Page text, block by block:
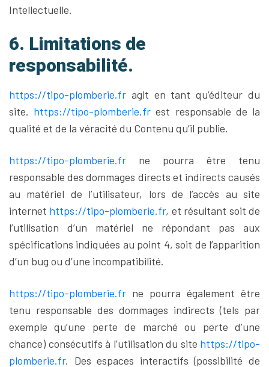
Intellectuelle.
6. Limitations de
responsabilité.
https://tipo-plomberie.fr agit en tant qu’éditeur du
site. https://tipo-plomberie.fr est responsable de la
qualité et de la véracité du Contenu qu’il publie.
https://tipo-plomberie.fr
ne pourra être tenu
responsable des dommages directs et indirects causés
au matériel de l’utilisateur, lors de l’accès au site
internet https://tipo-plomberie.fr, et résultant soit de
l’utilisation d’un matériel ne répondant pas aux
spécifications indiquées au point 4, soit de l’apparition
d’un bug ou d’une incompatibilité.
https://tipo-plomberie.fr ne pourra également être
tenu responsable des dommages indirects (tels par
exemple qu’une perte de marché ou perte d’une
chance) consécutifs à l’utilisation du site https://tipo-
plomberie.fr. Des espaces interactifs (possibilité de